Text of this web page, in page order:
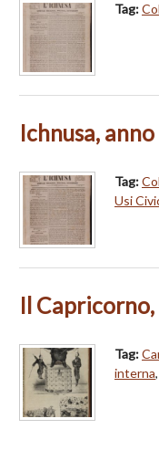
Tag:
Ichnusa, anno
Tag:
Usi
Il Capricorno,
Tag:
interna,